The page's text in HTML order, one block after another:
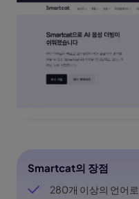
Smartcat의 장점
280개 이상의 언어